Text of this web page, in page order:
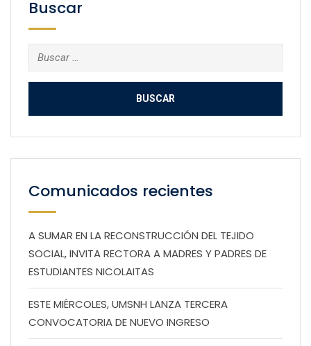
Buscar
Buscar:
Comunicados recientes
A SUMAR EN LA RECONSTRUCCIÓN DEL TEJIDO
SOCIAL, INVITA RECTORA A MADRES Y PADRES DE
ESTUDIANTES NICOLAITAS
ESTE MIÉRCOLES, UMSNH LANZA TERCERA
CONVOCATORIA DE NUEVO INGRESO